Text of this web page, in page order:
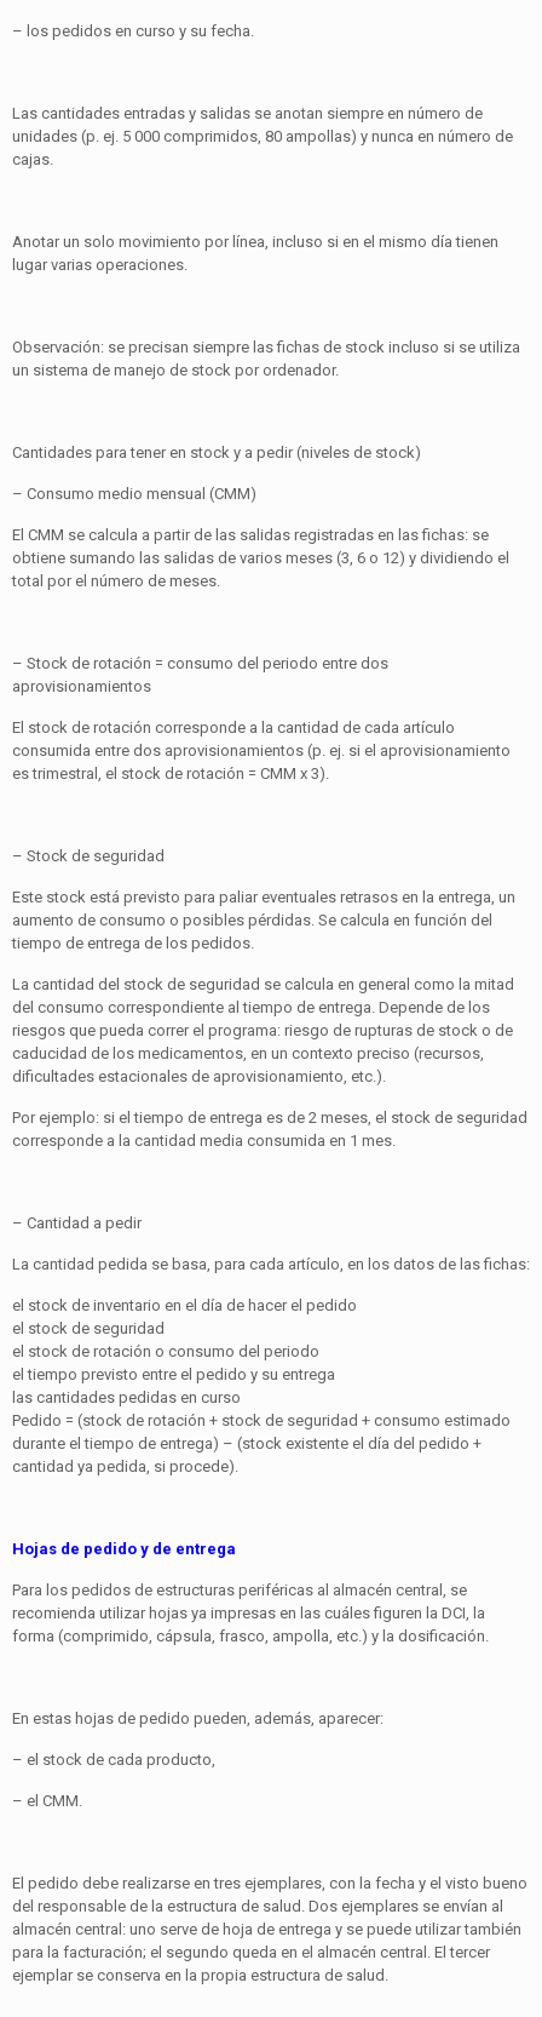
– los pedidos en curso y su fecha.
Las cantidades entradas y salidas se anotan siempre en número de
unidades (p. ej. 5 000 comprimidos, 80 ampollas) y nunca en número de
cajas.
Anotar un solo movimiento por línea, incluso si en el mismo día tienen
lugar varias operaciones.
Observación: se precisan siempre las fichas de stock incluso si se utiliza
un sistema de manejo de stock por ordenador.
Cantidades para tener en stock y a pedir (niveles de stock)
– Consumo medio mensual (CMM)
El CMM se calcula a partir de las salidas registradas en las fichas: se
obtiene sumando las salidas de varios meses (3, 6 o 12) y dividiendo el
total por el número de meses.
– Stock de rotación = consumo del periodo entre dos
aprovisionamientos
El stock de rotación corresponde a la cantidad de cada artículo
consumida entre dos aprovisionamientos (p. ej. si el aprovisionamiento
es trimestral, el stock de rotación = CMM x 3).
– Stock de seguridad
Este stock está previsto para paliar eventuales retrasos en la entrega, un
aumento de consumo o posibles pérdidas. Se calcula en función del
tiempo de entrega de los pedidos.
La cantidad del stock de seguridad se calcula en general como la mitad
del consumo correspondiente al tiempo de entrega. Depende de los
riesgos que pueda correr el programa: riesgo de rupturas de stock o de
caducidad de los medicamentos, en un contexto preciso (recursos,
dificultades estacionales de aprovisionamiento, etc.).
Por ejemplo: si el tiempo de entrega es de 2 meses, el stock de seguridad
corresponde a la cantidad media consumida en 1 mes.
– Cantidad a pedir
La cantidad pedida se basa, para cada artículo, en los datos de las fichas:
el stock de inventario en el día de hacer el pedido
el stock de seguridad
el stock de rotación o consumo del periodo
el tiempo previsto entre el pedido y su entrega
las cantidades pedidas en curso
Pedido = (stock de rotación + stock de seguridad + consumo estimado
durante el tiempo de entrega) – (stock existente el día del pedido +
cantidad ya pedida, si procede).
Hojas de pedido y de entrega
Para los pedidos de estructuras periféricas al almacén central, se
recomienda utilizar hojas ya impresas en las cuáles figuren la DCI, la
forma (comprimido, cápsula, frasco, ampolla, etc.) y la dosificación.
En estas hojas de pedido pueden, además, aparecer:
– el stock de cada producto,
– el CMM.
El pedido debe realizarse en tres ejemplares, con la fecha y el visto bueno
del responsable de la estructura de salud. Dos ejemplares se envían al
almacén central: uno serve de hoja de entrega y se puede utilizar también
para la facturación; el segundo queda en el almacén central. El tercer
ejemplar se conserva en la propia estructura de salud.